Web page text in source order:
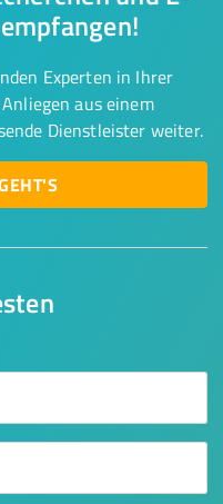
Experten in Ihrer
aus einem
Dienstleister weiter.